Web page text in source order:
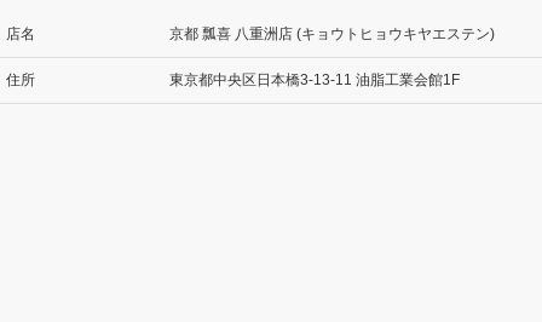
店名 京都 瓢喜 八重洲店 (キョウトヒョウキヤエステン)
住所 東京都中央区日本橋3-13-11 油脂工業会館1F